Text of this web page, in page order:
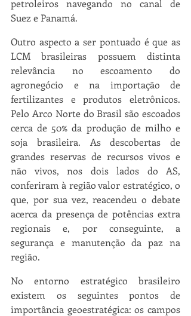
petroleiros navegando no canal de
Suez e Panamá.
Outro aspecto a ser pontuado é que as
LCM brasileiras possuem distinta
relevância no escoamento do
agronegócio e na importação de
fertilizantes e produtos eletrônicos.
Pelo Arco Norte do Brasil são escoados
cerca de 50% da produção de milho e
soja brasileira. As descobertas de
grandes reservas de recursos vivos e
não vivos, nos dois lados do AS,
conferiram à região valor estratégico, o
que, por sua vez, reacendeu o debate
acerca da presença de potências extra
regionais e, por conseguinte, a
segurança e manutenção da paz na
região.
No entorno estratégico brasileiro
existem os seguintes pontos de
importância geoestratégica: os campos